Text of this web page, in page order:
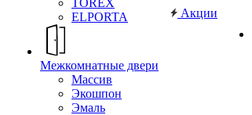
TOREX
ELPORTA
Межкомнатные двери
Массив
Экошпон
Эмаль
Акции